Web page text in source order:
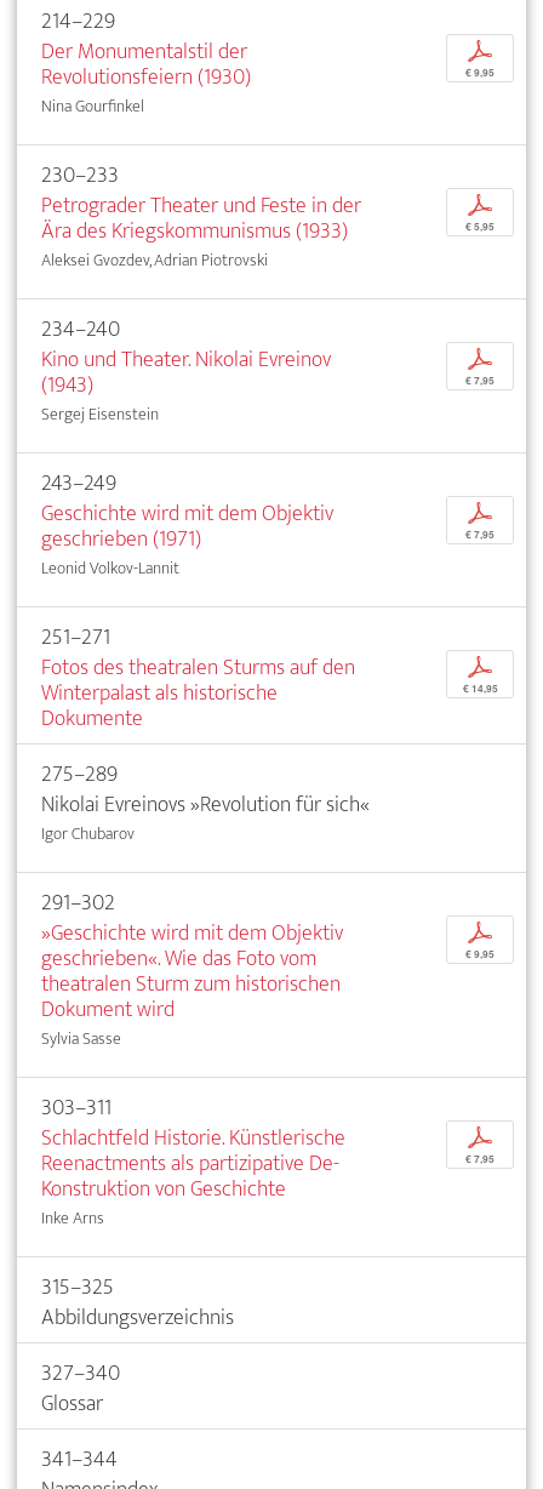
214–229
Der Monumentalstil der
Revolutionsfeiern (1930)
Nina Gourfinkel
p
€ 9,95
230–233
Petrograder Theater und Feste in der
Ära des Kriegskommunismus (1933)
Aleksei Gvozdev, Adrian Piotrovski
p
€ 5,95
234–240
Kino und Theater. Nikolai Evreinov
(1943)
Sergej Eisenstein
p
€ 7,95
243–249
Geschichte wird mit dem Objektiv
geschrieben (1971)
Leonid Volkov-Lannit
p
€ 7,95
251–271
Fotos des theatralen Sturms auf den
Winterpalast als historische
Dokumente
p
€ 14,95
275–289
Nikolai Evreinovs »Revolution für sich«
Igor Chubarov
291–302
»Geschichte wird mit dem Objektiv
geschrieben«. Wie das Foto vom
theatralen Sturm zum historischen
Dokument wird
Sylvia Sasse
p
€ 9,95
303–311
Schlachtfeld Historie. Künstlerische
Reenactments als partizipative De-
Konstruktion von Geschichte
Inke Arns
p
€ 7,95
315–325
Abbildungsverzeichnis
327–340
Glossar
341–344